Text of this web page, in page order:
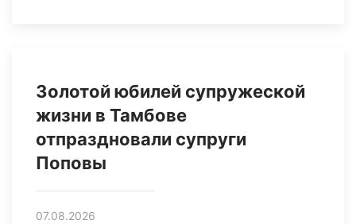
Золотой юбилей супружеской
жизни в Тамбове
отпраздновали супруги
Поповы
07.08.2026